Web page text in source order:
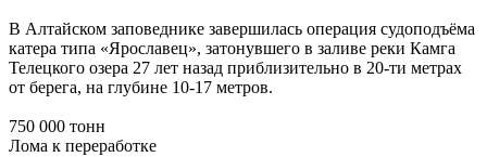
В Алтайском заповеднике завершилась операция судоподъёма
катера типа «Ярославец», затонувшего в заливе реки Камга
Телецкого озера 27 лет назад приблизительно в 20-ти метрах
от берега, на глубине 10-17 метров.
750 000 тонн
Лома к переработке